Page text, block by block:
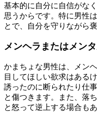
基本的に自分に自信がな
思うからです。特に男性
とで、自分を守りながら
メンヘラまたはメン
かまちょな男性は、メン
目してほしい欲求はある
誘ったのに断られたり仕
と傷つきます。また、落
と怒って逆上する場合も